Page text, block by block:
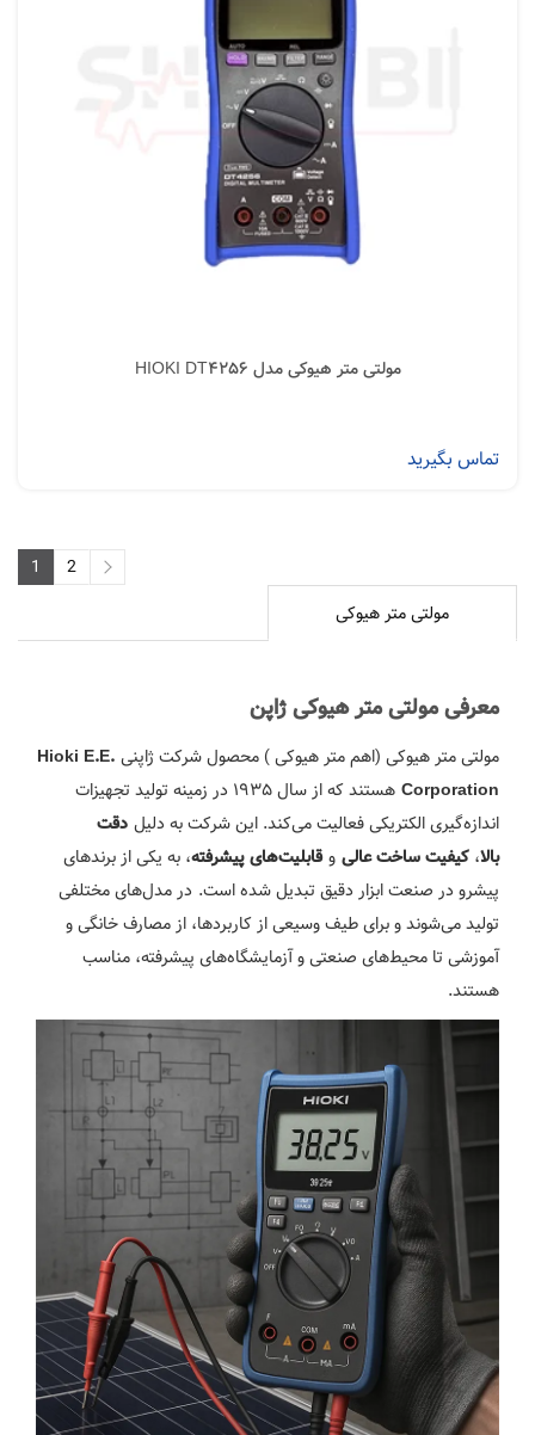
مولتی متر هیوکی مدل HIOKI DT4256
تماس بگیرید
1
2
مولتی متر هیوکی
معرفی مولتی متر هیوکی ژاپن
مولتی متر هیوکی (اهم متر هیوکی ) محصول شرکت ژاپنی Hioki E.E.
Corporation
هستند که از سال ۱۹۳۵ در زمینه تولید تجهیزات
اندازه‌گیری الکتریکی فعالیت می‌کند. این شرکت به دلیل دقت
بالا،کیفیت ساخت عالی وقابلیت‌های پیشرفته، به یکی از برندهای
پیشرو در صنعت ابزار دقیق تبدیل شده است. در مدل‌های مختلفی
تولید می‌شوند و برای طیف وسیعی از کاربردها، از مصارف خانگی و
آموزشی تا محیط‌های صنعتی و آزمایشگاه‌های پیشرفته، مناسب
هستند.